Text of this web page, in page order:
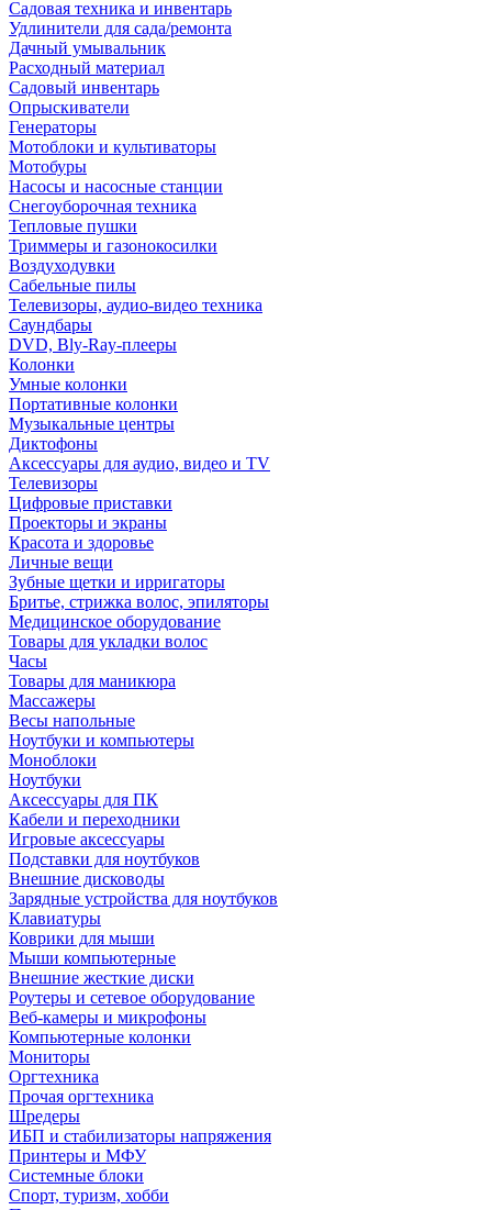
Садовая техника и инвентарь
Удлинители для сада/ремонта
Дачный умывальник
Расходный материал
Садовый инвентарь
Опрыскиватели
Генераторы
Мотоблоки и культиваторы
Мотобуры
Насосы и насосные станции
Снегоуборочная техника
Тепловые пушки
Триммеры и газонокосилки
Воздуходувки
Сабельные пилы
Телевизоры, аудио-видео техника
Саундбары
DVD, Bly-Ray-плееры
Колонки
Умные колонки
Портативные колонки
Музыкальные центры
Диктофоны
Аксессуары для аудио, видео и TV
Телевизоры
Цифровые приставки
Проекторы и экраны
Красота и здоровье
Личные вещи
Зубные щетки и ирригаторы
Бритье, стрижка волос, эпиляторы
Медицинское оборудование
Товары для укладки волос
Часы
Товары для маникюра
Массажеры
Весы напольные
Ноутбуки и компьютеры
Моноблоки
Ноутбуки
Аксессуары для ПК
Кабели и переходники
Игровые аксессуары
Подставки для ноутбуков
Внешние дисководы
Зарядные устройства для ноутбуков
Клавиатуры
Коврики для мыши
Мыши компьютерные
Внешние жесткие диски
Роутеры и сетевое оборудование
Веб-камеры и микрофоны
Компьютерные колонки
Мониторы
Оргтехника
Прочая оргтехника
Шредеры
ИБП и стабилизаторы напряжения
Принтеры и МФУ
Системные блоки
Спорт, туризм, хобби